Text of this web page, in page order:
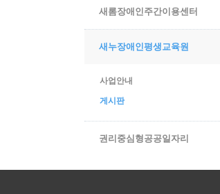
새롬장애인주간이용센터
새누장애인평생교육원
사업안내
게시판
권리중심형공공일자리